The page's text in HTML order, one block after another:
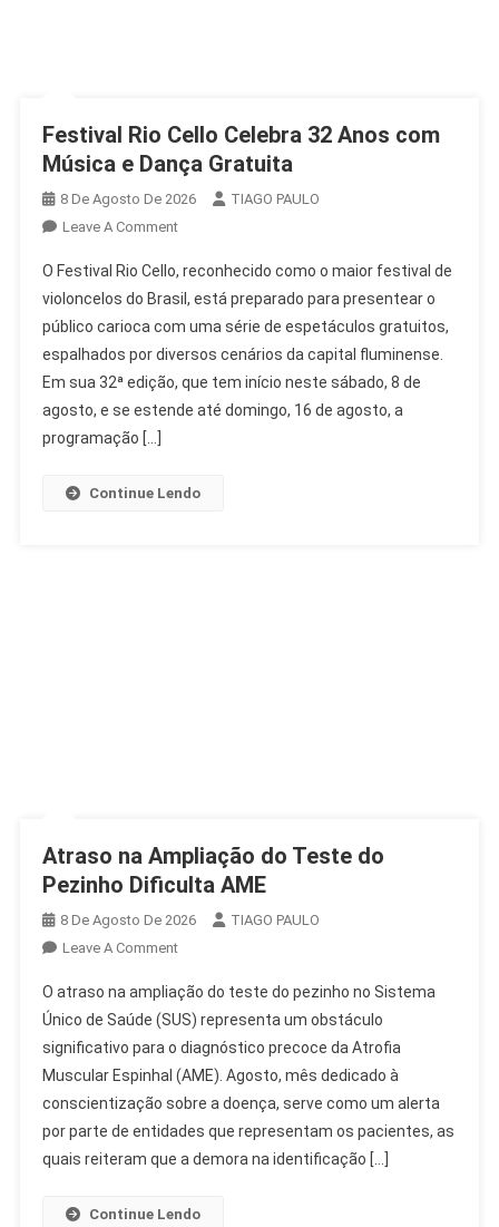
Festival Rio Cello Celebra 32 Anos com
Música e Dança Gratuita
8 De Agosto De 2026
TIAGO PAULO
Leave A CommentOn
Rio
Cello
Celebra
32
Anos
Com
O Festival Rio Cello, reconhecido como o maior festival de
violoncelos do Brasil, está preparado para presentear o
público carioca com uma série de espetáculos gratuitos,
espalhados por diversos cenários da capital fluminense.
Em sua 32ª edição, que tem início neste sábado, 8 de
agosto, e se estende até domingo, 16 de agosto, a
programação […]
Continue Lendo
Atraso na Ampliação do Teste do
Pezinho Dificulta AME
8 De Agosto De 2026
TIAGO PAULO
Leave A CommentOn
Na
Ampliação
Do
Teste
Do
Pezinho
Dificulta
O atraso na ampliação do teste do pezinho no Sistema
Único de Saúde (SUS) representa um obstáculo
significativo para o diagnóstico precoce da Atrofia
Muscular Espinhal (AME). Agosto, mês dedicado à
conscientização sobre a doença, serve como um alerta
por parte de entidades que representam os pacientes, as
quais reiteram que a demora na identificação […]
Continue Lendo